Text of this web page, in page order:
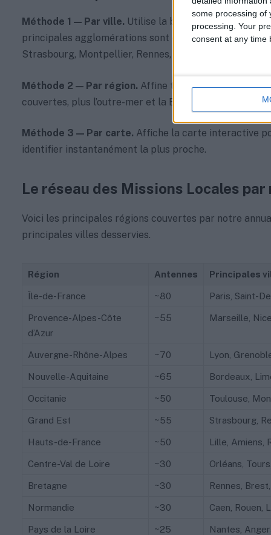
some processing of
processing. Your
consent at any time
Méthode 1 — Par ville. Utilise la barre de recherche de
principales agglomérations sont couvertes : Paris,
Strasbourg, Montpellier, Rennes, et plus de 600 autres.
Méthode 2 — Par région. Affine ta recherche par
couvertes, plus l’outre-mer et la Belgique.
Méthode 3 — Par carte. Affiche la carte interactive
identifier instantanément la plus proche.
Le réseau des Missions Locales par
Voici les principales régions couvertes par notre
principales villes desservies.
Région Antennes Principales
Île-de-France ~80 Paris, Saint-
Provence-Alpes-Côte
d’Azur
~55 Marseille,
Auvergne-Rhône-Alpes ~70 Lyon,
Nouvelle-Aquitaine ~65 Bordeaux,
Occitanie ~50 Toulouse,
Grand Est ~55 Strasbourg,
Hauts-de-France ~50 Lille, Amiens,
Centre-Val de Loire ~30 Orléans,
Bretagne ~30 Rennes,
Normandie ~30 Caen, Rouen,
Pays de la Loire ~25 Nantes,